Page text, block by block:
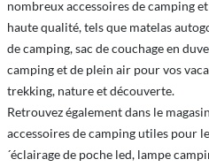
nombreux accessoires de camping
haute qualité, tels que matelas
de camping, sac de couchage en
camping et de plein air pour vos
trekking, nature et découverte.
Retrouvez également dans le
accessoires de camping utiles pour
´éclairage de poche led, lampe